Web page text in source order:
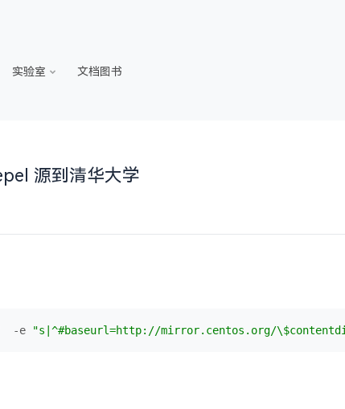
实验室 文档图书
源到清华大学
  -e
"s|^#baseurl=http://mirror.centos.org/